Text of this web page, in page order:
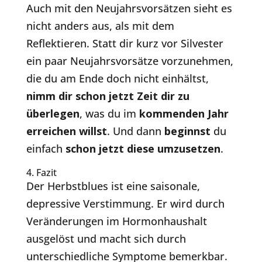
Auch mit den Neujahrsvorsätzen sieht es
nicht anders aus, als mit dem
Reflektieren. Statt dir kurz vor Silvester
ein paar Neujahrsvorsätze vorzunehmen,
die du am Ende doch nicht einhältst,
nimm dir schon jetzt Zeit dir zu
überlegen, was du im kommenden Jahr
erreichen willst. Und dann beginnst du
einfach schon jetzt diese umzusetzen.
4. Fazit
Der Herbstblues ist eine saisonale,
depressive Verstimmung. Er wird durch
Veränderungen im Hormonhaushalt
ausgelöst und macht sich durch
unterschiedliche Symptome bemerkbar.